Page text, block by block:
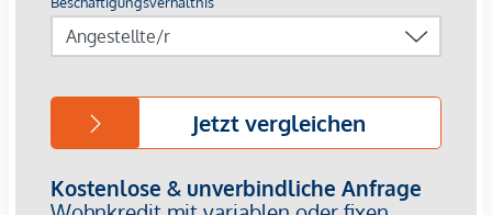
Kaufpreise der Vorsorgewohnungen
Zu erwartender Mietertrag
von ca. EUR 14,25 bis EUR 15,75 netto/m²
Provisionsfrei für Käufer(bis Baubeginn)